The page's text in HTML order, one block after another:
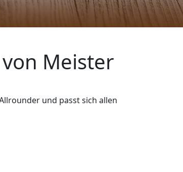
Meister
und passt sich allen